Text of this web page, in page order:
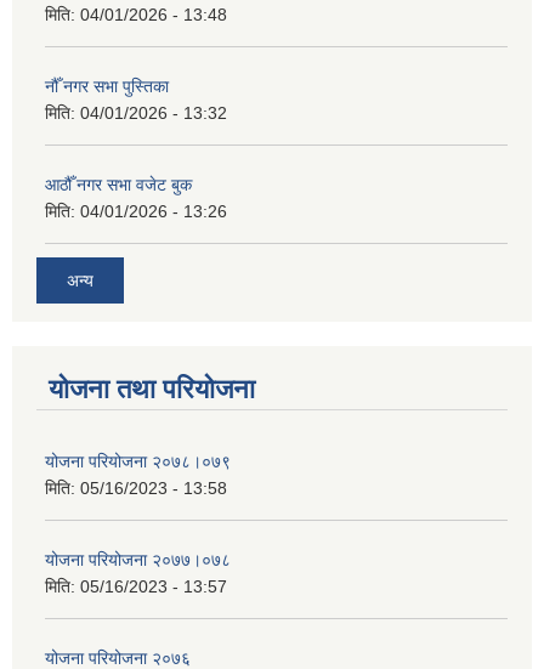
मिति: 04/01/2026 - 13:48
नौँ नगर सभा पुस्तिका
मिति: 04/01/2026 - 13:32
आठौँ नगर सभा वजेट बुक
मिति: 04/01/2026 - 13:26
अन्य
योजना तथा परियोजना
योजना परियोजना २०७८।०७९
मिति: 05/16/2023 - 13:58
योजना परियोजना २०७७।०७८
मिति: 05/16/2023 - 13:57
योजना परियोजना २०७६